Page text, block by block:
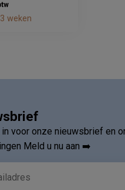
weken
in voor onze nieuwsbrief en
Meld u nu aan ➡️